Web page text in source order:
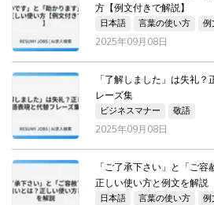
方【例文付きで解説】
日本語 言葉の使い方 例
2025年09月08日
「了解しました」は失礼
レーズ集
ビジネスマナー 敬語
2025年09月08日
「ご了承下さい」と「ご
正しい使い方と例文を解説
日本語 言葉の使い方 例